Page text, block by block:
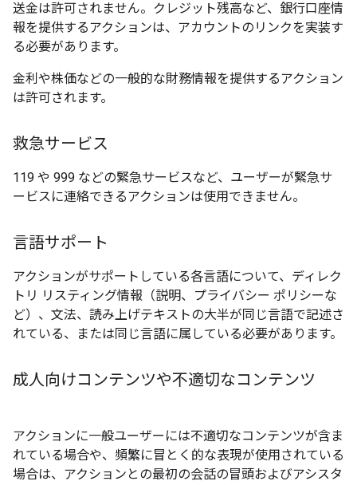
送金は許可されません。クレジット残高など、銀行口座情
報を提供するアクションは、アカウントのリンクを実装す
る必要があります。
金利や株価などの一般的な財務情報を提供するアクション
は許可されます。
救急サービス
119 や 999 などの緊急サービスなど、ユーザーが緊急サ
ービスに連絡できるアクションは使用できません。
言語サポート
アクションがサポートしている各言語について、ディレク
トリ リスティング情報（説明、プライバシー ポリシーな
ど）、文法、読み上げテキストの大半が同じ言語で記述さ
れている、または同じ言語に属している必要があります。
成人向けコンテンツや不適切なコンテンツ
アクションに一般ユーザーには不適切なコンテンツが含ま
れている場合や、頻繁に冒とく的な表現が使用されている
場合は、アクションとの最初の会話の冒頭およびアシスタ